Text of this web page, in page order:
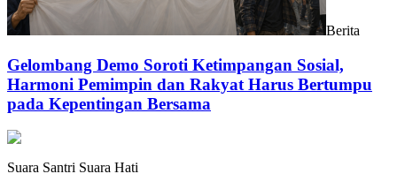
Berita
Gelombang Demo Soroti Ketimpangan Sosial,
Harmoni Pemimpin dan Rakyat Harus Bertumpu
pada Kepentingan Bersama
Suara Santri Suara Hati